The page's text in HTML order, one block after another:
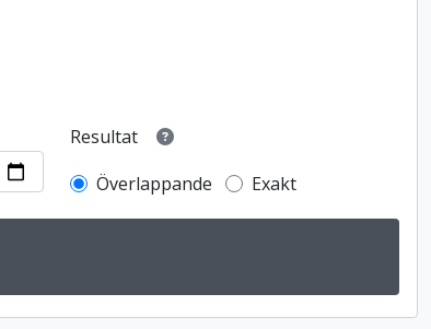
Resultat
Överlappande
Exakt